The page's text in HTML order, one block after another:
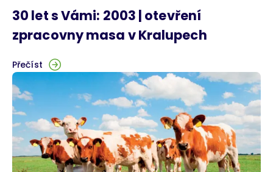
30 let s Vámi: 2003 | otevření
zpracovny masa v Kralupech
Přečíst